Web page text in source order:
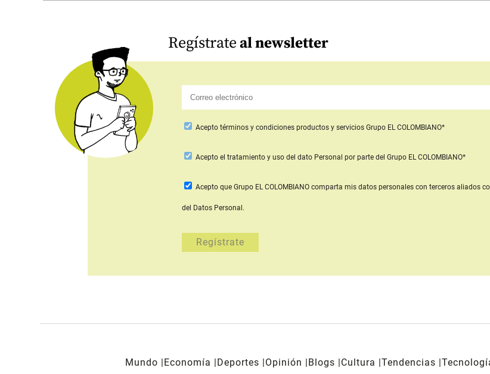
Regístrateal newsletter
Acepto términos y condiciones productos y servicios Grupo EL COLOMBIANO*
Aceptoel tratamiento y uso del dato Personal por parte del Grupo EL COLOMBIANO*
Acepto que Grupo EL COLOMBIANO comparta mis datos personales con terceros aliados
del Datos Personal.
Mundo Economía Deportes Opinión Blogs Cultura Tendencias